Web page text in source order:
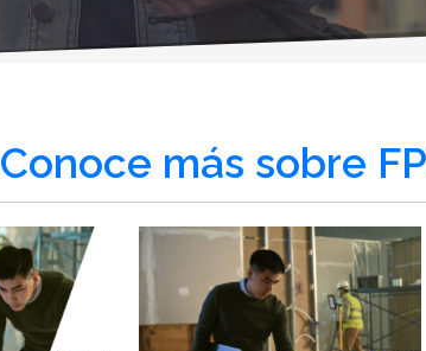
Conoce más sobre